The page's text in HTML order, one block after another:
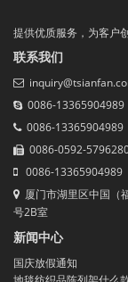
提供优质服务，为客户
联系我们
0086-13365904989
0086-13365904989
0086-0592-
0086-13365904989
厦门市湖里区中国（
号2B室
新闻中心
国庆放假通知